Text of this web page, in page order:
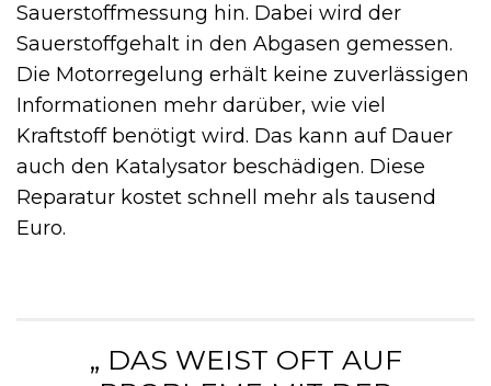
Sauerstoffmessung hin. Dabei wird der
Sauerstoffgehalt in den Abgasen gemessen.
Die Motorregelung erhält keine zuverlässigen
Informationen mehr darüber, wie viel
Kraftstoff benötigt wird. Das kann auf Dauer
auch den Katalysator beschädigen. Diese
Reparatur kostet schnell mehr als tausend
Euro.
„ DAS WEIST OFT AUF